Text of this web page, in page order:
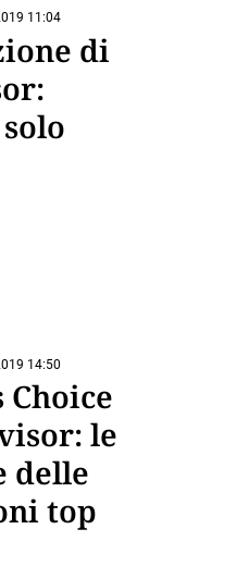
11:04
di
14:50
Choice
le
delle
top